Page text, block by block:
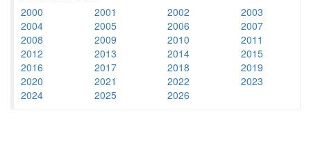
2000 2001 2002
2003
2004
2005 2006
2007
2008
2009 2010
2011
2012
2013 2014
2015
2016
2017 2018
2019
2020
2021 2022
2023
2024
2025 2026